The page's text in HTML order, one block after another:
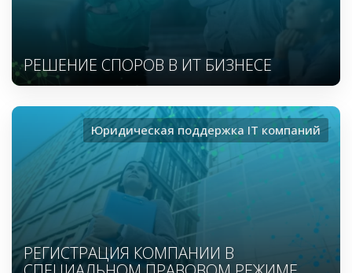
РЕШЕНИЕ СПОРОВ В ИТ БИЗНЕСЕ
РЕГИСТРАЦИЯ КОМПАНИИ В
Юридическая поддержка ІТ компаний